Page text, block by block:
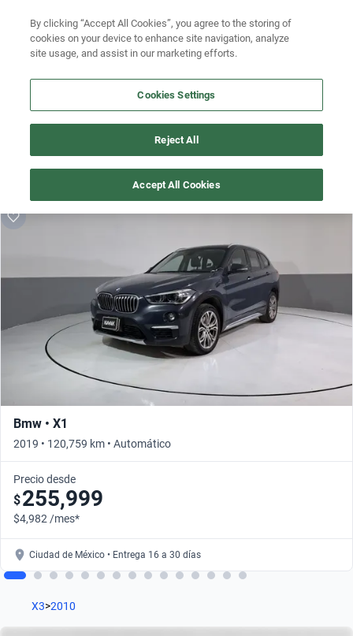
Ubicación
Busca por modelo
Busca por modelo
disponibles de Bmw!
Bmw • X1
2019 • 120,759 km • Automático
Precio desde
$255,999
$4,982 /mes*
Ciudad de México • Entrega 16 a 30 días
X3>2010
By clicking “Accept All Cookies”, you agree to the storing of
cookies on your device to enhance site navigation, analyze
site usage, and assist in our marketing efforts.
Cookies Settings
Reject All
Accept All Cookies